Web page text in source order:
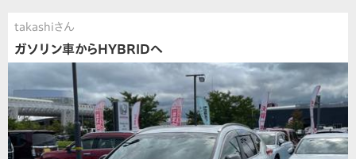
takashiさん
ガソリン車からHYBRIDへ